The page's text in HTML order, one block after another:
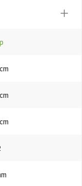
en
onderdelen. Deze
sauna heeft
Omdat massief hout
is 45mm dikte al